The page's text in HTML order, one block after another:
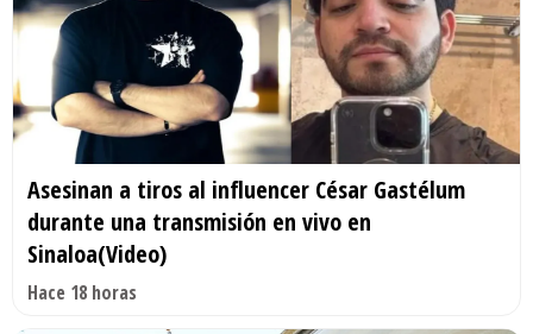
Asesinan a tiros al influencer César Gastélum
durante una transmisión en vivo en
Sinaloa(Video)
Hace 18 horas